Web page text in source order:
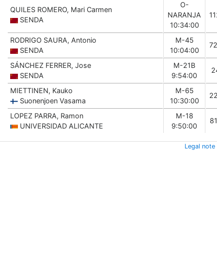
QUILES ROMERO, Mari Carmen
SENDA
O-
NARANJA
10:34:00
RODRIGO SAURA, Antonio
SENDA
M-45
10:04:00
SÁNCHEZ FERRER, Jose
SENDA
M-21B
9:54:00
MIETTINEN, Kauko
Suonenjoen Vasama
M-65
10:30:00
LOPEZ PARRA, Ramon
UNIVERSIDAD ALICANTE
M-18
9:50:00
Legal note